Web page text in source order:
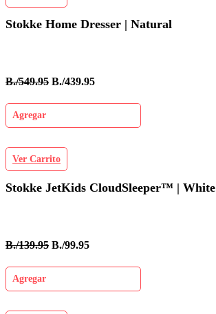
Stokke Home Dresser | Natural
B./549.95 B./439.95
Agregar
Ver Carrito
Stokke JetKids CloudSleeper™ | White
B./139.95 B./99.95
Agregar